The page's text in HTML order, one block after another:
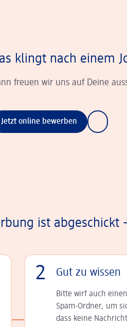
klingt nach einem
freuen wir uns auf Deine
Jetzt online bewerben
ist abgeschickt
2 Gut zu wissen
Bitte wirf auch
Spam-Ordner, um
dass keine